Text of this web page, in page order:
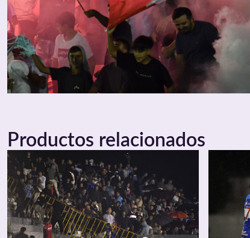
Productos relacionados